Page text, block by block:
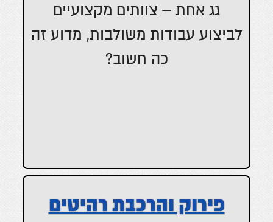
גג אחת – צוותים מקצועיים
לביצוע עבודות משולבות, מדוע זה
כה חשוב?
פירוק והרכבת רהיטים